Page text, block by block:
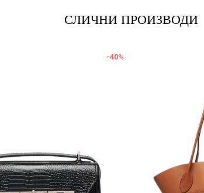
СЛИЧНИ ПРОИЗВОДИ
-40%